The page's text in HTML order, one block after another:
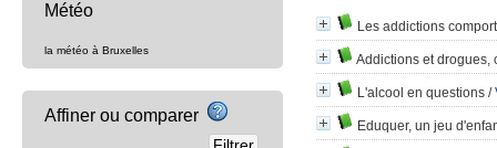
Les addictions
Addictions et drogues,
L'alcool en questions /
Eduquer, un jeu
Météo
la météo à Bruxelles
Affiner ou comparer